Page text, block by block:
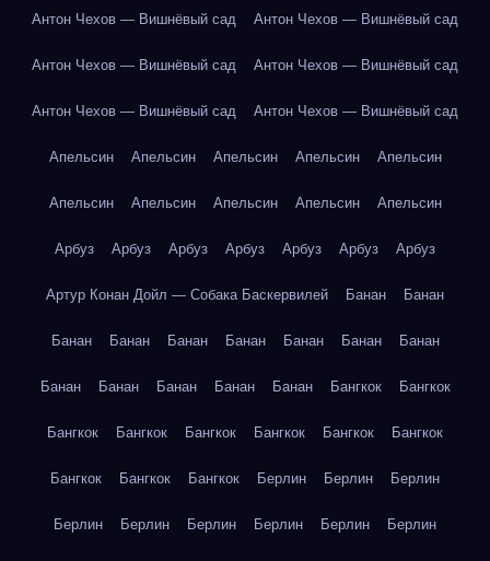
Антон Чехов — Вишнёвый сад Антон Чехов — Вишнёвый сад
Антон Чехов — Вишнёвый сад Антон Чехов — Вишнёвый сад
Антон Чехов — Вишнёвый сад Антон Чехов — Вишнёвый сад
Апельсин Апельсин Апельсин Апельсин Апельсин
Апельсин Апельсин Апельсин Апельсин Апельсин
Арбуз Арбуз Арбуз Арбуз Арбуз Арбуз Арбуз
Артур Конан Дойл — Собака Баскервилей Банан Банан
Банан Банан Банан Банан Банан Банан Банан
Банан Банан Банан Банан Банан Бангкок Бангкок
Бангкок Бангкок Бангкок Бангкок Бангкок Бангкок
Бангкок Бангкок Бангкок Берлин Берлин Берлин
Берлин Берлин Берлин Берлин Берлин Берлин